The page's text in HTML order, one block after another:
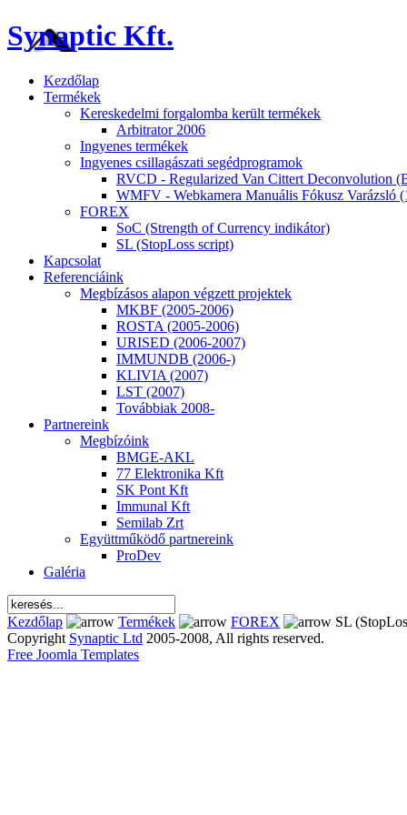
Synaptic Kft.
Kezdőlap
Termékek
Kereskedelmi forgalomba került termékek
Arbitrator 2006
Ingyenes termékek
Ingyenes csillagászati segédprogramok
RVCD - Regularized Van Cittert Deconvolution
WMFV - Webkamera Manuális Fókusz Varázsló
FOREX
SoC (Strength of Currency indikátor)
SL (StopLoss script)
Kapcsolat
Referenciáink
Megbízásos alapon végzett projektek
MKBF (2005-2006)
ROSTA (2005-2006)
URISED (2006-2007)
IMMUNDB (2006-)
KLIVIA (2007)
LST (2007)
Továbbiak 2008-
Partnereink
Megbízóink
BMGE-AKL
77 Elektronika Kft
SK Pont Kft
Immunal Kft
Semilab Zrt
Együttműködő partnereink
ProDev
Galéria
Kezdőlap Termékek FOREX
SL
Copyright Synaptic Ltd 2005-2008, All rights reserved.
Free Joomla Templates